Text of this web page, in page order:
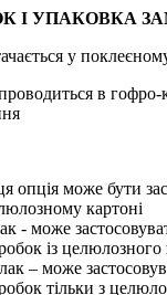
І УПАКОВКА
у
в гофро-
опція може бути
картоні
- може
із целюлозного
– може
тільки з